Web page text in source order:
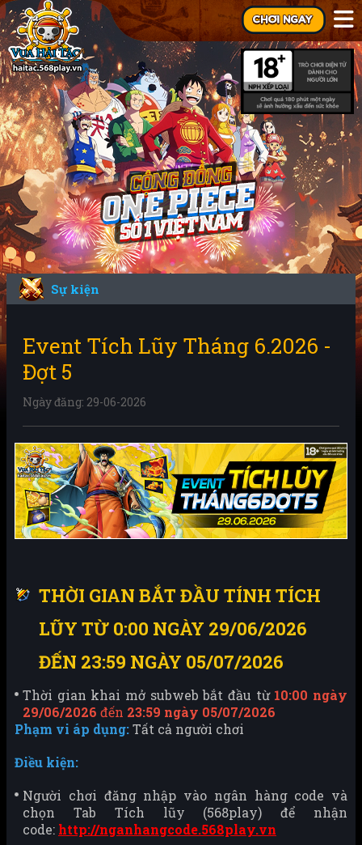
Sự kiện
Event Tích Lũy Tháng 6.2026 -
Đợt 5
Ngày đăng: 29-06-2026
THỜI GIAN BẮT ĐẦU TÍNH TÍCH
LŨY TỪ 0:00 NGÀY 29/06/2026
ĐẾN 23:59 NGÀY 05/07/2026
Thời gian khai mở subweb bắt đầu từ 10:00 ngày
29/06/2026 đến 23:59 ngày 05/07/2026
Phạm vi áp dụng:Tất cả người chơi
Điều kiện:
Người chơi đăng nhập vào ngân hàng code và
chọn Tab Tích lũy (568play) để nhận
code: http://nganhangcode.568play.vn